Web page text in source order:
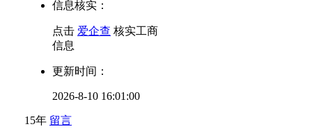
信息核实：
点击 爱企查 核实工商
信息
更新时间：
2026-8-10 16:01:00
15年 留言